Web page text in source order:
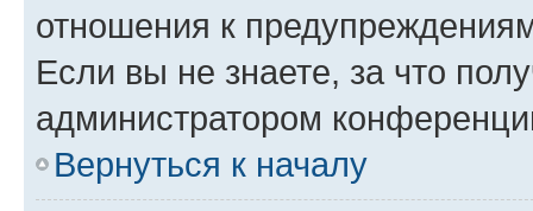
отношения к
Если вы не знаете, за что
администратором
Вернуться к началу